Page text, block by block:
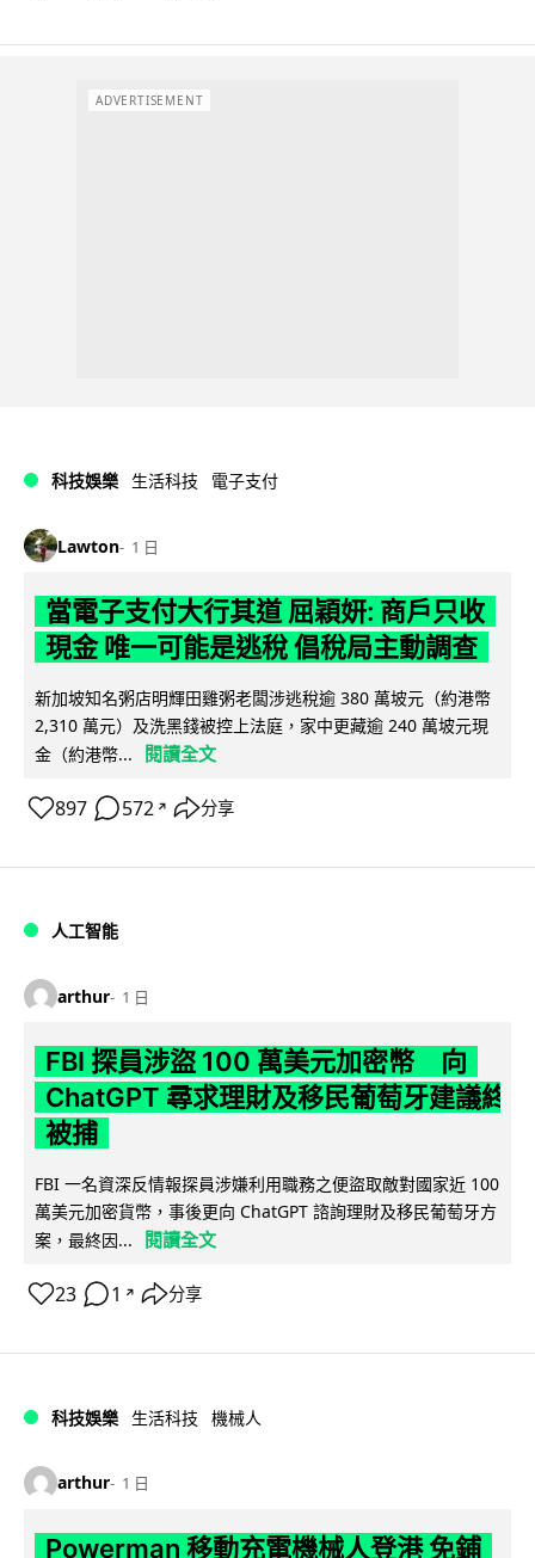
ADVERTISEMENT
科技娛樂 生活科技 電子支付
Lawton 1 日
當電子支付大行其道 屈穎妍: 商戶只收
現金 唯一可能是逃稅 倡稅局主動調查
新加坡知名粥店明輝田雞粥老闆涉逃稅逾 380 萬坡元（約港幣
2,310 萬元）及洗黑錢被控上法庭，家中更藏逾 240 萬坡元現
金（約港幣...
閱讀全文
897 572 ↗ 分享
人工智能
arthur 1 日
FBI 探員涉盜 100 萬美元加密幣 向
ChatGPT 尋求理財及移民葡萄牙建議終
被捕
FBI 一名資深反情報探員涉嫌利用職務之便盜取敵對國家近 100
萬美元加密貨幣，事後更向 ChatGPT 諮詢理財及移民葡萄牙方
案，最終因...
閱讀全文
23 1 ↗ 分享
科技娛樂 生活科技 機械人
arthur 1 日
Powerman 移動充電機械人登港 免鋪